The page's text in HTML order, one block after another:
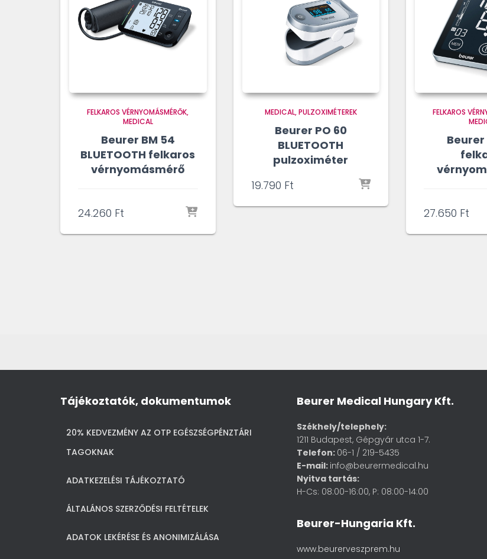
FELKAROS VÉRNYOMÁSMÉRŐK
MEDICAL
Beurer BM 54
BLUETOOTH felkaros
vérnyomásmérő
24.260 Ft
MEDICAL PULZOXIMÉTEREK
Beurer PO 60
BLUETOOTH
pulzoximéter
19.790 Ft
FELKAROS
Beurer
27.650 Ft
Tájékoztatók, dokumentumok
20% KEDVEZMÉNY AZ OTP EGÉSZSÉGPÉNZTÁRI
TAGOKNAK
ADATKEZELÉSI TÁJÉKOZTATÓ
ÁLTALÁNOS SZERZŐDÉSI FELTÉTELEK
ADATOK LEKÉRÉSE ÉS ANONIMIZÁLÁSA
Beurer Medical Hungary Kft.
Székhely/telephely:
1211 Budapest, Gépgyár utca 1-7.
Telefon: 06-1 / 219-5435
E-mail: info@beurermedical.hu
Nyitva tartás:
H-Cs: 08:00-16:00, P: 08:00-14:00
Beurer-Hungaria Kft.
www.beurerveszprem.hu